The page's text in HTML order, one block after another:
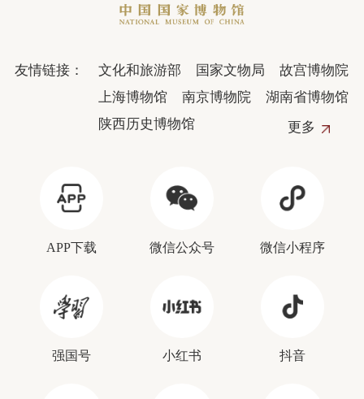
友情链接： 文化和旅游部 国家文物局
故宫博物院
上海博物馆
南京博物院
湖南省博物馆
陕西历史博物馆
更多
APP下载 微信公众号 微信小程序
强国号 小红书 抖音